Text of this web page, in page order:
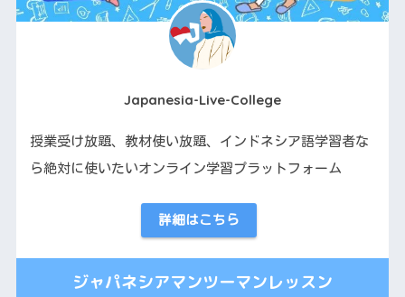
Japanesia-Live-College
授業受け放題、教材使い放題、インドネシア語学習者な
ら絶対に使いたいオンライン学習プラットフォーム
詳細はこちら
ジャパネシアマンツーマンレッスン